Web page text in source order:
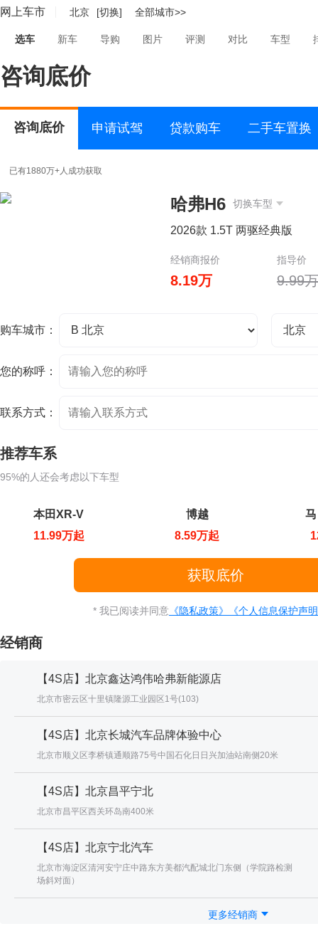
网上车市 北京 [切换] 全部城市>>
选车 新车 导购 图片 评测 对比 车型
咨询底价
咨询底价 申请试驾 贷款购车 二手车置换
已有1880万+人成功获取
哈弗H6 切换车型
2026款 1.5T 两驱经典版
经销商报价 指导价
8.19万 9.99万
购车城市：
您的称呼：
联系方式：
推荐车系
95%的人还会考虑以下车型
本田XR-V
11.99万起
博越
8.59万起
* 我已阅读并同意 《隐私政策》 《个人信息保护声
经销商
【4S店】北京鑫达鸿伟哈弗新能源店
北京市密云区十里镇隆源工业园区1号(103)
【4S店】北京长城汽车品牌体验中心
北京市顺义区李桥镇通顺路75号中国石化日日兴加油站南侧20米
【4S店】北京昌平宁北
北京市昌平区西关环岛南400米
【4S店】北京宁北汽车
北京市海淀区清河安宁庄中路东方美都汽配城北门东侧（学院路检测
场斜对面）
更多经销商